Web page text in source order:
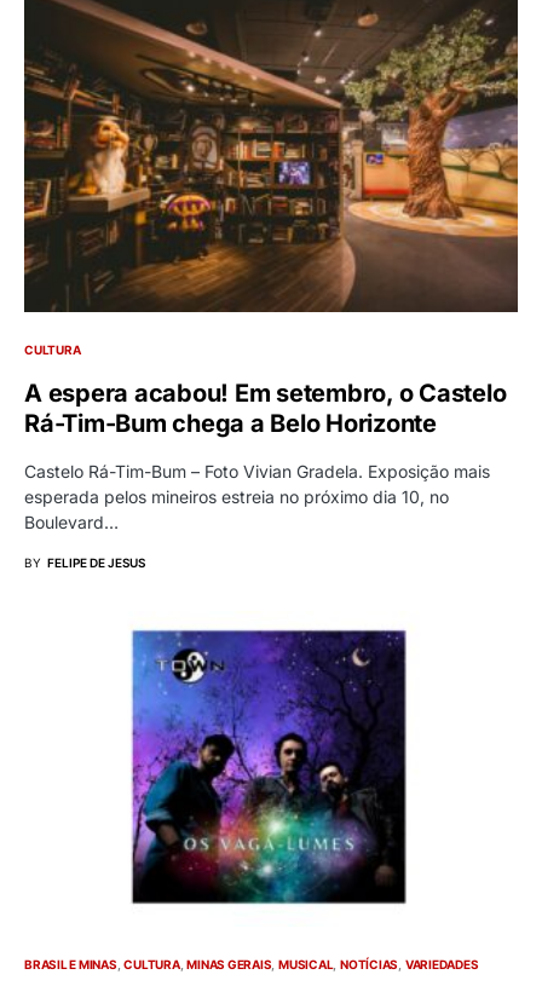
CULTURA
A espera acabou! Em setembro, o Castelo
Rá-Tim-Bum chega a Belo Horizonte
Castelo Rá-Tim-Bum – Foto Vivian Gradela. Exposição mais
esperada pelos mineiros estreia no próximo dia 10, no
Boulevard…
BY FELIPE DE JESUS
BRASIL E MINAS CULTURA MINAS GERAIS MUSICAL NOTÍCIAS VARIEDADES